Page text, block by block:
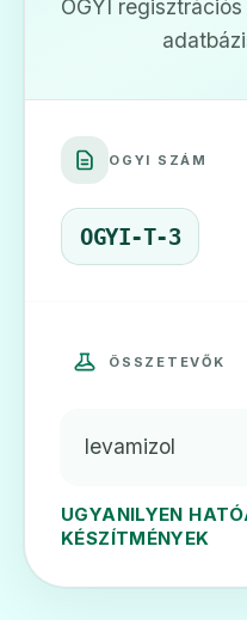
OGYI
OGYI SZÁM
OGYI-T-3
ÖSSZETEVŐK
levamizol
UGYANILYEN
KÉSZÍTMÉNYEK